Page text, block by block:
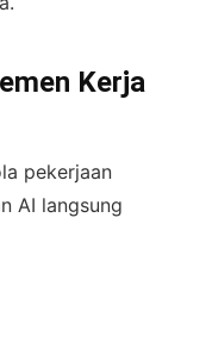
Kerja
pekerjaan
AI langsung